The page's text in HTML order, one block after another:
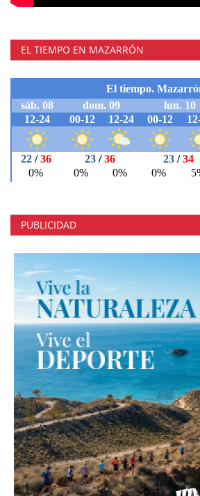
EL TIEMPO EN MAZARRÓN
PUBLICIDAD